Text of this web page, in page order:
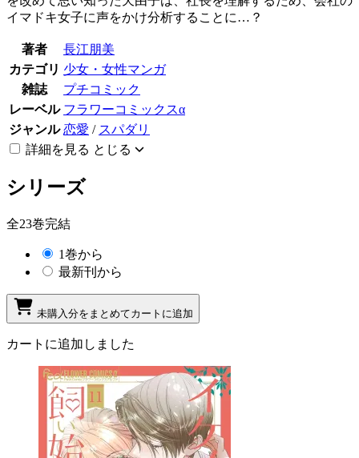
イマドキ女子に声をかけ分析することに…？
著者
長江朋美
カテゴリ 少女・女性マンガ
雑誌
プチコミック
レーベル フラワーコミックスα
ジャンル 恋愛 / スパダリ
詳細を見る とじる
シリーズ
全23巻完結
1巻から
最新刊から
未購入分をまとめてカートに追加
カートに追加しました